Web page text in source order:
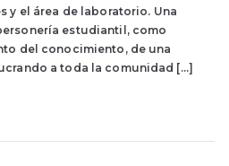
y el área de laboratorio. Una
estudiantil, como
del conocimiento, de una
a toda la comunidad […]